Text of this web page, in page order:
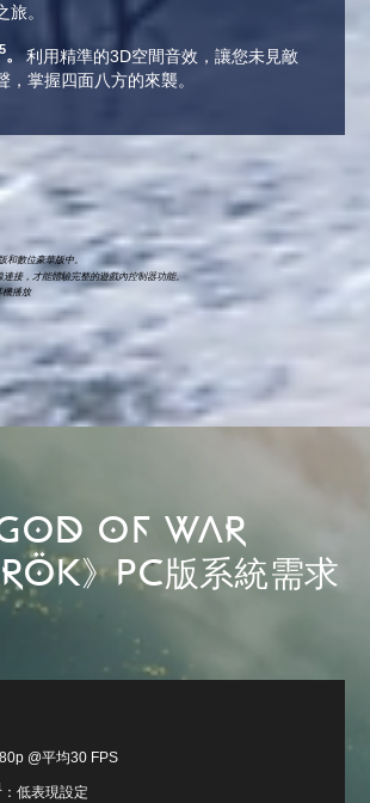
旅。
5。利用精準的3D空間音效，讓您未見敵
，掌握四面八方的來襲。
和數位豪華版中。
接，才能體驗完整的遊戲內控制器功能。
機播放
OF WAR
》PC版系統需求
@平均30 FPS
：低表現設定